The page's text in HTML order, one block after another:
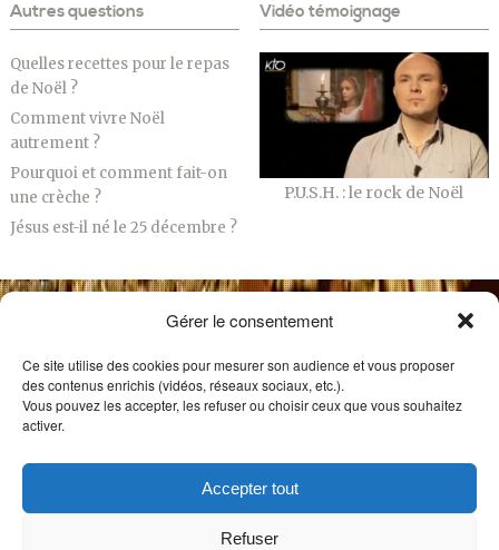
Gérer le consentement
Ce site utilise des cookies pour mesurer son audience et vous proposer
des contenus enrichis (vidéos, réseaux sociaux, etc.).
Vous pouvez les accepter, les refuser ou choisir ceux que vous souhaitez
activer.
Accepter tout
Refuser
Autres questions
Quelles recettes pour le repas
de Noël ?
Comment vivre Noël
autrement ?
Pourquoi et comment fait-on
une crèche ?
Jésus est-il né le 25 décembre ?
Vidéo témoignage
P.U.S.H. : le rock de Noël
NOS AUTRES SITES
QUI SOMMES NOUS ?
CONTACT
PARTENAIRES